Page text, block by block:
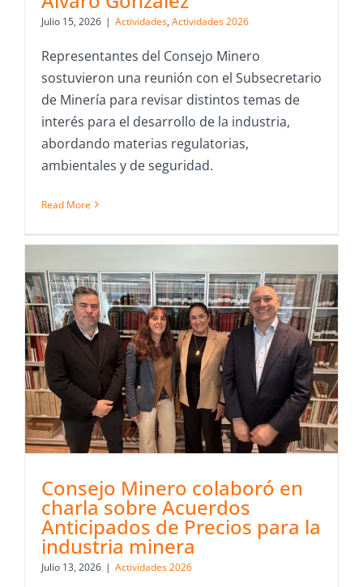
Julio 15, 2026 | Actividades, Actividades 2026
Representantes del Consejo Minero
sostuvieron una reunión con el Subsecretario
de Minería para revisar distintos temas de
interés para el desarrollo de la industria,
abordando materias regulatorias,
ambientales y de seguridad.
Read More
Consejo Minero colaboró en
charla sobre Acuerdos
Anticipados de Precios para la
industria minera
Julio 13, 2026 | Actividades 2026